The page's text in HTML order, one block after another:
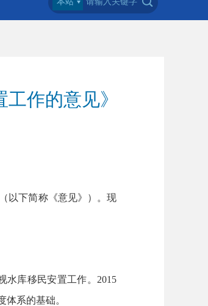
作的意见》
以下简称《意见》）。现
库移民安置工作。2015
系的基础。